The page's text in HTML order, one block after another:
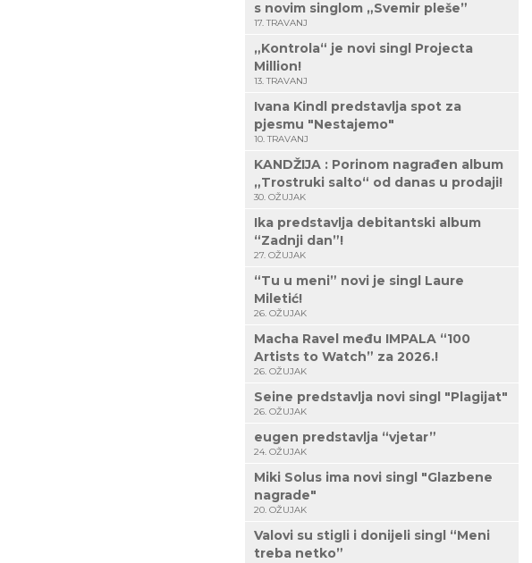
s novim singlom „Svemir pleše”
17. TRAVANJ
„Kontrola“ je novi singl Projecta
Million!
13. TRAVANJ
Ivana Kindl predstavlja spot za
pjesmu "Nestajemo"
10. TRAVANJ
KANDŽIJA : Porinom nagrađen album
„Trostruki salto“ od danas u prodaji!
30. OŽUJAK
Ika predstavlja debitantski album
“Zadnji dan”!
27. OŽUJAK
“Tu u meni” novi je singl Laure
Miletić!
26. OŽUJAK
Macha Ravel među IMPALA “100
Artists to Watch” za 2026.!
26. OŽUJAK
Seine predstavlja novi singl "Plagijat"
26. OŽUJAK
eugen predstavlja “vjetar”
24. OŽUJAK
Miki Solus ima novi singl "Glazbene
nagrade"
20. OŽUJAK
Valovi su stigli i donijeli singl “Meni
treba netko”